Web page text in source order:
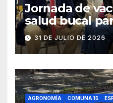
Jornada de
salud bucal
31 DE JULIO DE 2026
AGRONOMÍA COMUNA 15